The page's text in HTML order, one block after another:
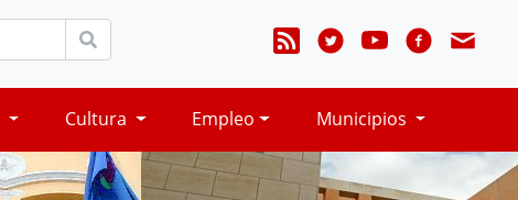
Cultura Empleo Municipios